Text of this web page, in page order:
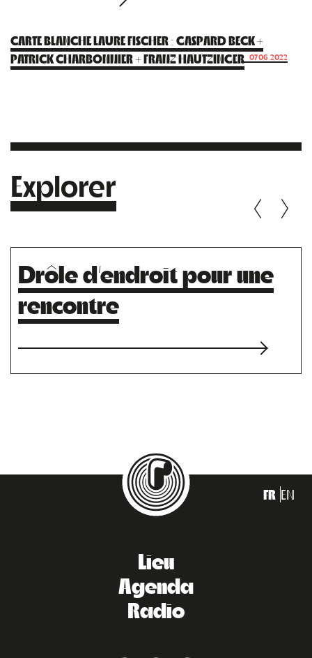
CARTE BLANCHE LAURE FISCHER : GASPARD BECK +
PATRICK CHARBONNIER + FRANZ HAUTZINGER 07.06.2022
Explorer
Drôle d’endroit pour une
rencontre
FR EN
Lieu
Agenda
Radio